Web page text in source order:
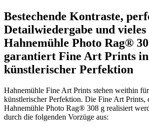
Bestechende Kontraste,
Detailwiedergabe und
Hahnemühle Photo Rag®
garantiert Fine Art Prints in
künstlerischer Perfektion
Hahnemühle Fine Art Prints stehen weithin
künstlerischer Perfektion. Die Fine Art Prints,
Hahnemühle Photo Rag® 308 g realisiert
durch die folgenden Vorzüge aus: